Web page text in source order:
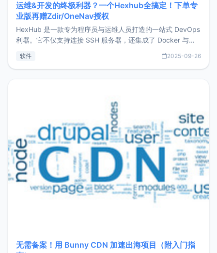
运维&开发的终极利器？一个Hexhub全搞定！下单专
业版再赠Zdir/OneNav授权
HexHub 是一款专为程序员与运维人员打造的一站式 DevOps
利器。它不仅支持连接 SSH 服务器，还集成了 Docker 与常
件间频繁切换，仅凭 HexHub 即可同时搞定运维与数据库操
软件 2025-09-26
无需备案！用 Bunny CDN 加速出海项目（附入门指